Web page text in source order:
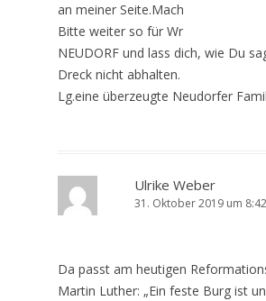
an meiner Seite.Mach
Bitte weiter so für Wr
NEUDORF und lass dich, wie Du
Dreck nicht abhalten.
Lg.eine überzeugte Neudorfer
Ulrike Weber
31. Oktober 2019 um 8:42
Da passt am heutigen
Martin Luther: „Ein feste Burg ist